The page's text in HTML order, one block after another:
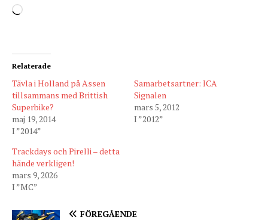
Relaterade
Tävla i Holland på Assen
tillsammans med Brittish
Superbike?
maj 19, 2014
I ”2014”
Samarbetsartner: ICA
Signalen
mars 5, 2012
I ”2012”
Trackdays och Pirelli – detta
hände verkligen!
mars 9, 2026
I ”MC”
FÖREGÅENDE